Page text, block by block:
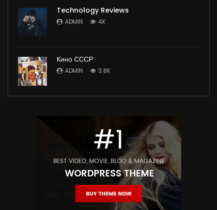
Technology Reviews
ADMIN 4K
Кино СССР
ADMIN 3.8K